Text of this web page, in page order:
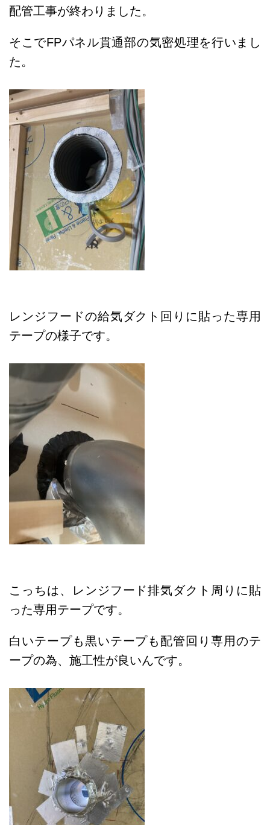
配管工事が終わりました。
そこでFPパネル貫通部の気密処理を行いまし
た。
レンジフードの給気ダクト回りに貼った専用
テープの様子です。
こっちは、レンジフード排気ダクト周りに貼
った専用テープです。
白いテープも黒いテープも配管回り専用のテ
ープの為、施工性が良いんです。